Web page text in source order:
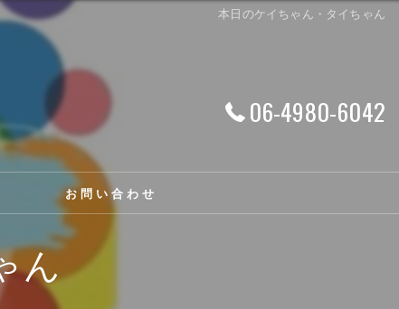
本日のケイちゃん・タイちゃん
06-4980-6042
お問い合わせ
ん